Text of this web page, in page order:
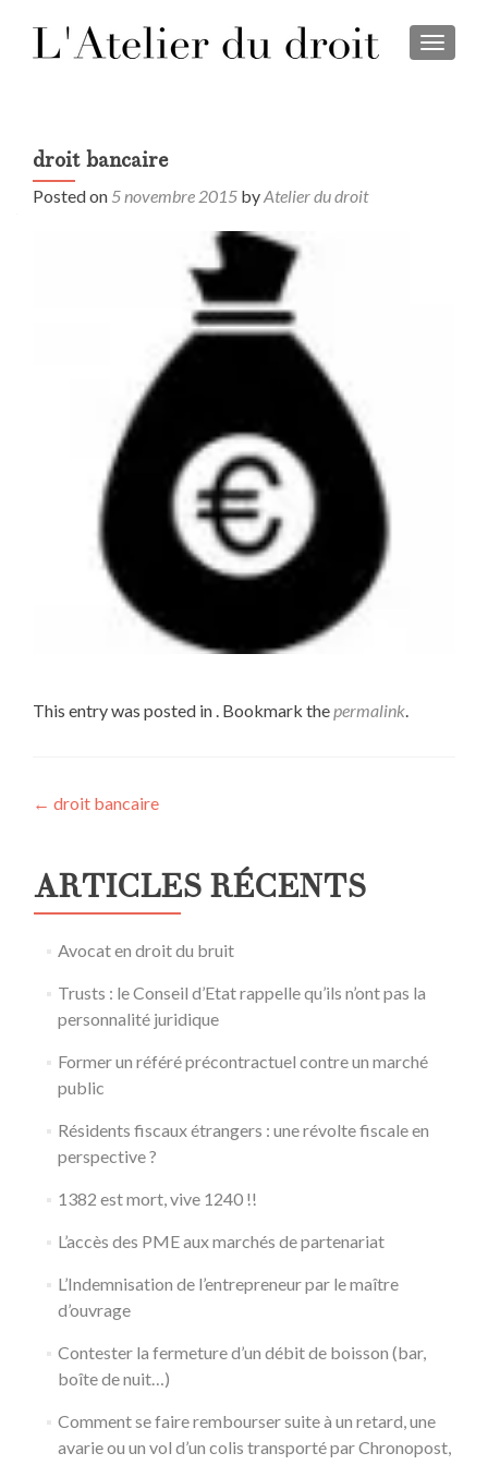
droit bancaire
Posted on 5 novembre 2015 byAtelier du droit
This entry was posted in . Bookmark thepermalink.
Post
← droit bancaire
ARTICLES RÉCENTS
Avocat en droit du bruit
Trusts : le Conseil d’Etat rappelle qu’ils n’ont pas la
personnalité juridique
Former un référé précontractuel contre un marché
public
Résidents fiscaux étrangers : une révolte fiscale en
perspective ?
1382 est mort, vive 1240 !!
L’accès des PME aux marchés de partenariat
L’Indemnisation de l’entrepreneur par le maître
d’ouvrage
Contester la fermeture d’un débit de boisson (bar,
boîte de nuit…)
Comment se faire rembourser suite à un retard, une
avarie ou un vol d’un colis transporté par Chronopost,